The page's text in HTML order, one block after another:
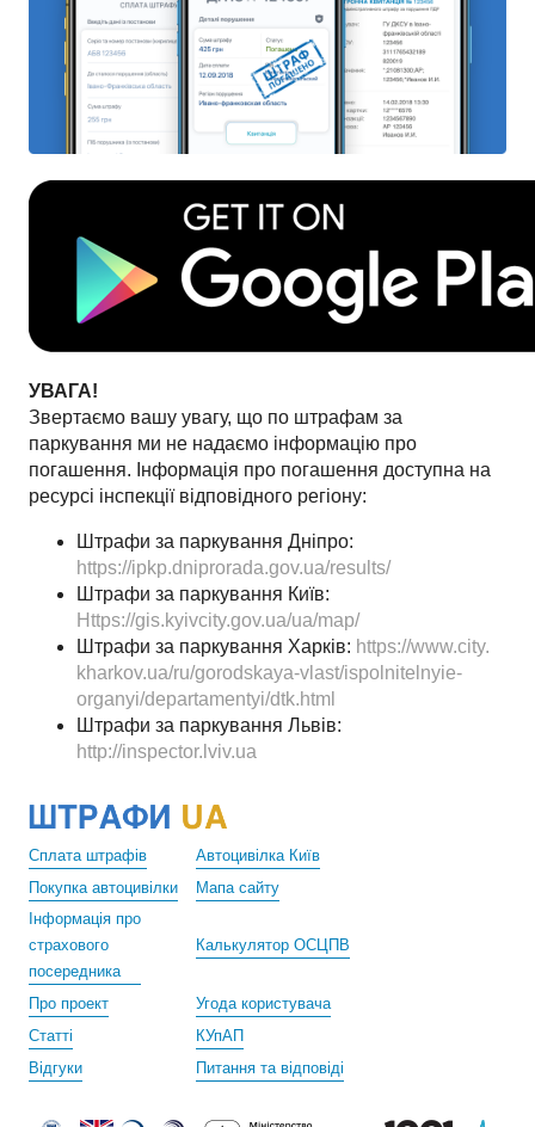
УВАГА!
Звертаємо вашу увагу, що по штрафам за
паркування ми не надаємо інформацію про
погашення. Інформація про погашення доступна на
ресурсі інспекції відповідного регіону:
Штрафи за паркування Дніпро:
https://ipkp.dniprorada.gov.ua/results/
Штрафи за паркування Київ:
Https://gis.kyivcity.gov.ua/ua/map/
Штрафи за паркування Харків: https://www.city.
kharkov.ua/ru/gorodskaya-vlast/ispolnitelnyie-
organyi/departamentyi/dtk.html
Штрафи за паркування Львів:
http://inspector.lviv.ua
Про проект
Статті
Угода користувача
КУпАП
Відгуки
Питання та відповіді
Сплата штрафів
Автоцивілка Київ
Покупка автоцивілки
Мапа сайту
Інформація про
страхового
посередника
Калькулятор ОСЦПВ